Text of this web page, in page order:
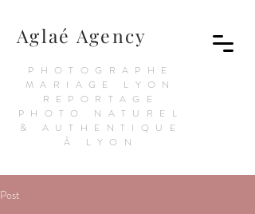
Aglaé Agency
PHOTOGRAPHE
MARIAGE LYON
REPORTAGE
PHOTO NATUREL
& AUTHENTIQUE
À LYON
Post